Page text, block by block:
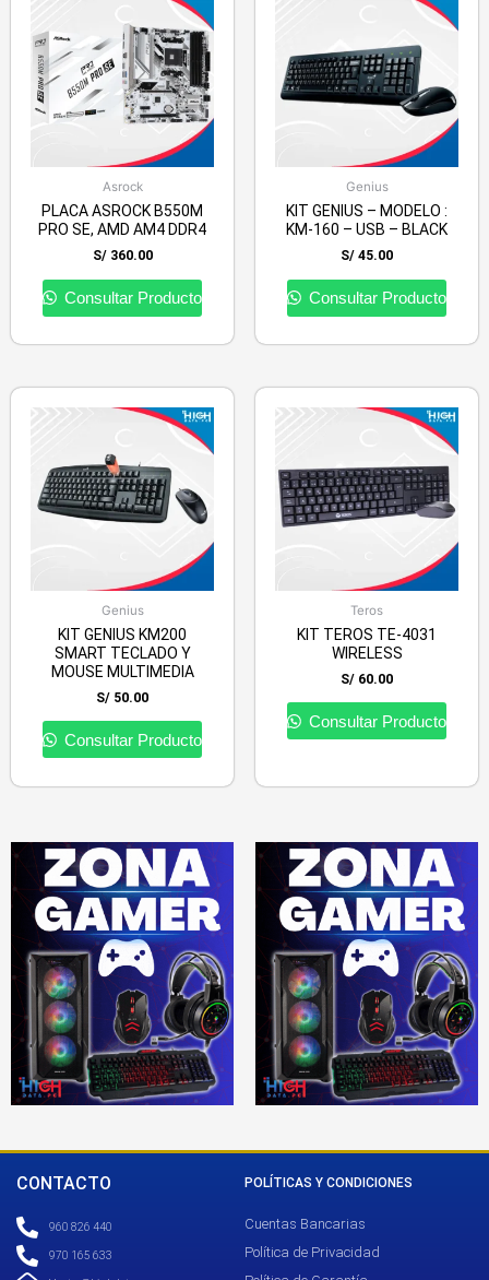
Asrock
PLACA ASROCK B550M
PRO SE, AMD AM4 DDR4
S/360.00
Consultar Producto
Genius
KIT GENIUS – MODELO :
KM-160 – USB – BLACK
S/ 45.00
Consultar Producto
Genius
KIT GENIUS KM200
SMART TECLADO Y
MOUSE MULTIMEDIA
S/ 50.00
Consultar Producto
Teros
KIT TEROS TE-4031
WIRELESS
S/ 60.00
Consultar Producto
CONTACTO
960 826 440
970 165 633
POLÍTICAS Y CONDICIONES
Cuentas Bancarias
Política de Privacidad